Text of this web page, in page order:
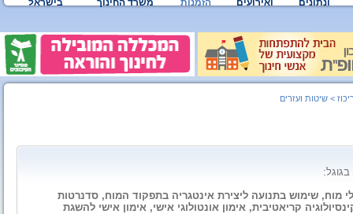
ונתונים
ואירועים
הזמנות
משרד החינוך
בישראל
> שיטות ועזרים
מוח, שימוש בתנועה ליצירת אינטגריה בתפקוד המוח, סדנרטות
קריאטיבית, אימון אונטולוגי אישי, אימון אישי להשגת